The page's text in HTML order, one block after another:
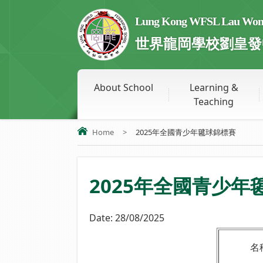
Lung Kong WFSL Lau
世界龍岡學校劉皇
About School
Learning &
Teaching
Home > 2025年全國青少年毽球錦標賽
2025年全國青少年
Date: 28/08/2025
名